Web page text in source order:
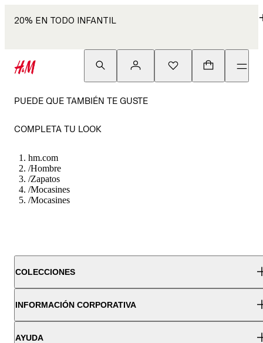
20% EN TODO INFANTIL
PUEDE QUE TAMBIÉN TE GUSTE
COMPLETA TU LOOK
hm.com
/Hombre
/Zapatos
/Mocasines
/Mocasines
COLECCIONES
INFORMACIÓN CORPORATIVA
AYUDA